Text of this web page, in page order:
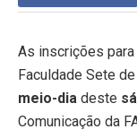
As inscrições
Faculdade Sete
meio-dia deste
Comunicação da